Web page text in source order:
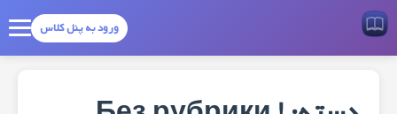
ورود به پنل کلاس